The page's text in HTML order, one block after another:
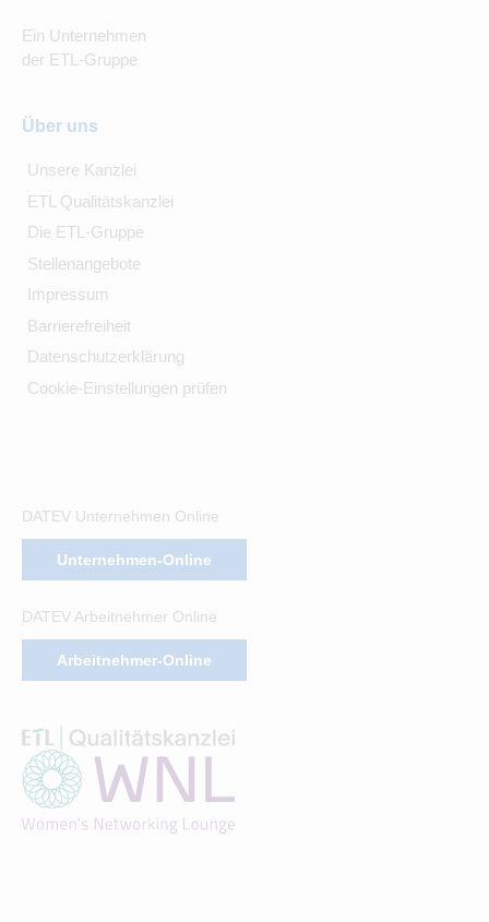
Ein Unternehmen
der ETL-Gruppe
Über uns
Unsere Kanzlei
ETL Qualitätskanzlei
Die ETL-Gruppe
Stellenangebote
Impressum
Barrierefreiheit
Datenschutzerklärung
Cookie-Einstellungen prüfen
DATEV Unternehmen Online
Unternehmen-Online
DATEV Arbeitnehmer Online
Arbeitnehmer-Online